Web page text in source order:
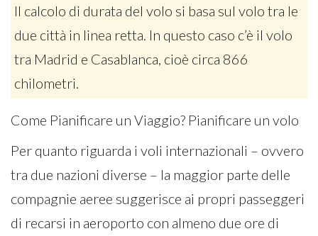
Il calcolo di durata del volo si basa sul volo tra le
due città in linea retta. In questo caso c’è il volo
tra Madrid e Casablanca, cioè circa 866
chilometri.
Come Pianificare un Viaggio? Pianificare un volo
Per quanto riguarda i voli internazionali – ovvero
tra due nazioni diverse – la maggior parte delle
compagnie aeree suggerisce ai propri passeggeri
di recarsi in aeroporto con almeno due ore di